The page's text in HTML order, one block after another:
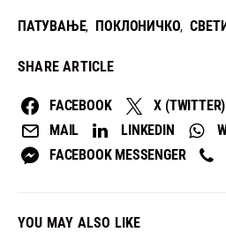
ПАТУВАЊЕ, ПОКЛОНИЧКО,
SHARE ARTICLE
FACEBOOK X (TWITTER)
MAIL
LINKEDIN
FACEBOOK MESSENGER
YOU MAY ALSO LIKE